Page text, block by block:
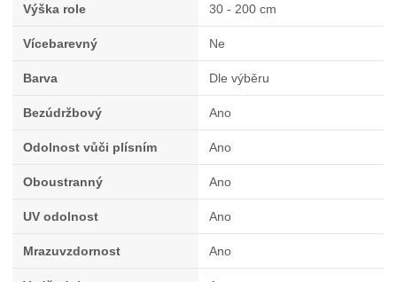
Výška role 30 - 200 cm
Vícebarevný Ne
Barva Dle výběru
Bezúdržbový Ano
Odolnost vůči plísním Ano
Oboustranný Ano
UV odolnost Ano
Mrazuvzdornost Ano